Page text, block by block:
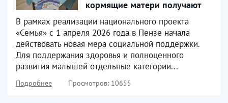
кормящие матери получают
В рамках реализации национального проекта
«Семья» с 1 апреля 2026 года в Пензе начала
действовать новая мера социальной поддержки.
Для поддержания здоровья и полноценного
развития малышей отдельные категории...
Подробнее Просмотров: 10655